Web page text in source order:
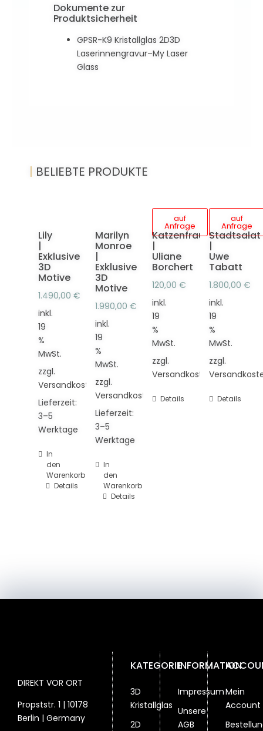
Dokumente zur
Produktsicherheit
GPSR-K9 Kristallglas 2D3D
Laserinnengravur–My Laser
Glass
| BELIEBTE PRODUKTE
Lily
|
Exklusive
3D
Motive
1.490,00 €
inkl.
19
%
MwSt.
zzgl.
Versandkosten
Lieferzeit:
3–5
Werktage
In
den
Warenkorb
Details
Marilyn
Monroe
|
Exklusive
3D
Motive
1.990,00 €
inkl.
19
%
MwSt.
zzgl.
Versandkosten
Lieferzeit:
3–5
Werktage
In
den
Warenkorb
Details
auf
Anfrage
Katzenfrau
|
Uliane
Borchert
120,00 €
inkl.
19
%
MwSt.
zzgl.
Versandkosten
Details
auf
Anfrage
Stadtsalat
|
Uwe
Tabatt
1.800,00 €
inkl.
19
%
MwSt.
zzgl.
Details
DIREKT VOR ORT
Propststr. 1 | 10178
Berlin | Germany
KATEGORIE
3D
Kristallglas
2D
INFORMATION
Impressum
Unsere
AGB
Mein
Account